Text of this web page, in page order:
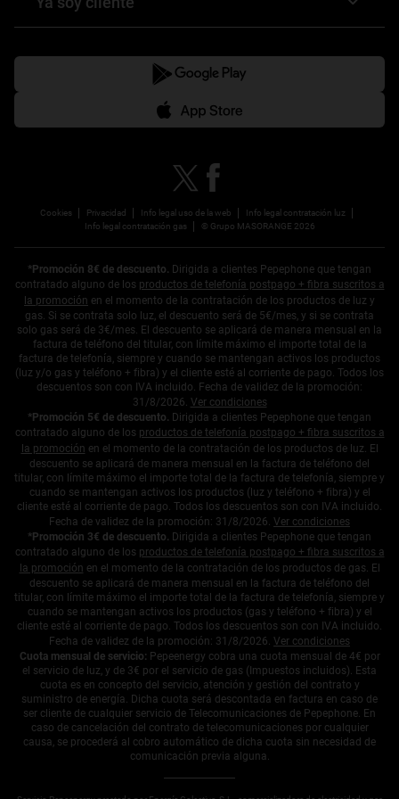
Tarifa de luz segunda residencia
Compara tu factura de luz
Quienes somos
Cookies Privacidad Info legal uso de la web
Info legal contratación luz
Info legal contratación gas
© Grupo MASORANGE 2026
*Promoción 8€ de descuento. Dirigida a clientes Pepephone que tengan
contratado alguno de los productos de telefonía postpago + fibra suscritos a
la promoción en el momento de la contratación de los productos de luz y
gas. Si se contrata solo luz, el descuento será de 5€/mes, y si se contrata
solo gas será de 3€/mes. El descuento se aplicará de manera mensual en la
factura de teléfono del titular, con límite máximo el importe total de la
factura de telefonía, siempre y cuando se mantengan activos los productos
(luz y/o gas y teléfono + fibra) y el cliente esté al corriente de pago. Todos los
descuentos son con IVA incluido. Fecha de validez de la promoción:
31/8/2026. Ver condiciones
*Promoción 5€ de descuento. Dirigida a clientes Pepephone que tengan
contratado alguno de los productos de telefonía postpago + fibra suscritos a
la promoción en el momento de la contratación de los productos de luz. El
descuento se aplicará de manera mensual en la factura de teléfono del
titular, con límite máximo el importe total de la factura de telefonía, siempre y
cuando se mantengan activos los productos (luz y teléfono + fibra) y el
cliente esté al corriente de pago. Todos los descuentos son con IVA incluido.
Fecha de validez de la promoción: 31/8/2026. Ver condiciones
*Promoción 3€ de descuento. Dirigida a clientes Pepephone que tengan
contratado alguno de los productos de telefonía postpago + fibra suscritos a
la promoción en el momento de la contratación de los productos de gas. El
descuento se aplicará de manera mensual en la factura de teléfono del
titular, con límite máximo el importe total de la factura de telefonía, siempre y
cuando se mantengan activos los productos (gas y teléfono + fibra) y el
cliente esté al corriente de pago. Todos los descuentos son con IVA incluido.
Fecha de validez de la promoción: 31/8/2026. Ver condiciones
Cuota mensual de servicio: Pepeenergy cobra una cuota mensual de 4€ por
el servicio de luz, y de 3€ por el servicio de gas (Impuestos incluidos). Esta
cuota es en concepto del servicio, atención y gestión del contrato y
suministro de energía. Dicha cuota será descontada en factura en caso de
ser cliente de cualquier servicio de Telecomunicaciones de Pepephone. En
caso de cancelación del contrato de telecomunicaciones por cualquier
causa, se procederá al cobro automático de dicha cuota sin necesidad de
comunicación previa alguna.